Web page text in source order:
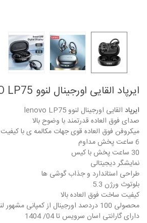
ایرپاد القایی اورجینال لنوو LENOVO LP75
ایرپاد القایی اورجینال لنوو lenovo LP75
صدای فوق العاده قدرتمند با وضوح بالا
میکروفن فوق العاده قوی جهات مکالمه ی با کیفیت
6 ساعت پخش مداوم
30 ساعت پخش با کیس
نمایشگر دیجیتالی
طراحی استاندارد و جذاب گوشی ها
بلوتوث ورژن 5.3
کیفیت ساخت فوق العاده بالا
محصولی 100 دردصد اورجینال از کمپانی مشهور لنوو
دارای گارانتی اسان سرویس تا 04/ 1404